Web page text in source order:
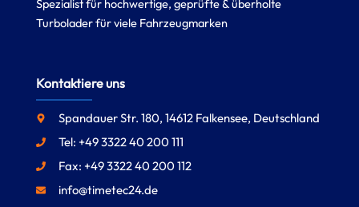
Spezialist für hochwertige, geprüfte & überholte
Turbolader für viele Fahrzeugmarken
Kontaktiere uns
Spandauer Str. 180, 14612 Falkensee, Deutschland
Tel: +49 3322 40 200 111
Fax: +49 3322 40 200 112
info@timetec24.de